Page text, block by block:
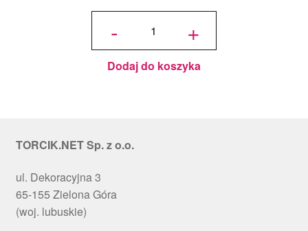
-
ilość
okrągły
Choinki
Ø 30
cm, h 1
cm - PC
+
Dodaj do koszyka
TORCIK.NET Sp. z o.o.
ul. Dekoracyjna 3
65-155 Zielona Góra
(woj. lubuskie)